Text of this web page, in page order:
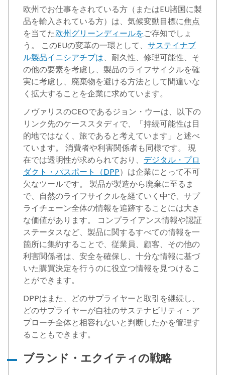
欧州でお仕事をされている方（またはEU諸国に製
品を輸入されている方）は、気候変動目標に焦点
を当てた欧州グリーンディールをご存知でしょ
う。 このEUの変革の一環として、 サステイナブ
ル製品イニシアチブは、耐久性、修理可能性、そ
の他の要素を考慮し、製品のライフサイクルを確
実に考慮し、廃棄物を避ける方法として間違いな
く拡大することを企業に求めています。
ノヴァリスのCEOであるジョン・ウーは、以下の
リンク先のケーススタディで、「持続可能性は目
的地ではなく、旅であると考えています」と述べ
ています。 消費者や利害関係者も同様です。 現
在では透明性が求められており、 デジタル・プロ
ダクト・パスポート（DPP）は企業にとって不可
欠なツールです。 製品が製造から廃棄に至るま
で、自然のライフサイクルを経ていく中で、サプ
ライチェーン全体の情報を追跡することには大き
な価値があります。 コンプライアンス情報や認証
ステータスなど、製品に関するすべての情報を一
箇所に集約することで、従業員、顧客、その他の
利害関係者は、安全を確保し、十分な情報に基づ
いた購買決定を行うのに役立つ情報を見つけるこ
とができます。
DPPはまた、どのサプライヤーと取引を継続し、
どのサプライヤーが自社のサステナビリティ・ア
プローチ全体と相容れないと判断したかを管理す
ることもできます。
ブランド・エクイティの戦略